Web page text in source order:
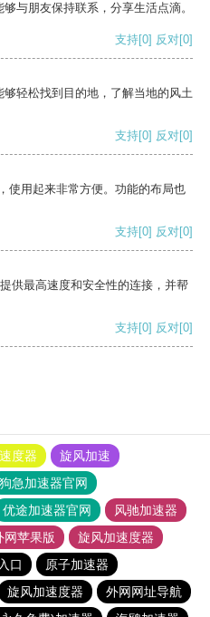
与朋友保持联系，分享生活点滴。
支持[0] 反对[0]
轻松找到目的地，了解当地的风土
支持[0] 反对[0]
使用起来非常方便。功能的布局也
支持[0] 反对[0]
供最高速度和安全性的连接，并帮
支持[0] 反对[0]
度器
旋风加速
狗急加速器官网
优途加速器官网
风驰加速器
网苹果版
旋风加速度器
口
原子加速器
旋风加速度器
外网网址导航